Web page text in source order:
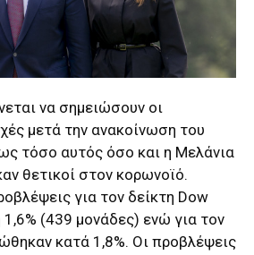
να σημειώσουν οι
μετά την ανακοίνωση του
τόσο αυτός όσο και η Μελάνια
θετικοί στον κορωνοϊό.
για τον δείκτη Dow
(439 μονάδες) ενώ για τον
κατά 1,8%. Οι προβλέψεις